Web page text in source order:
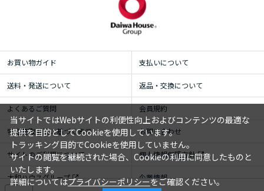
お買い物ガイド 支払いについて
送料・発送について 返品・交換について
よくあるご質問 会員規約
特定商取引法に基づく表示 お問い合わせ
サイトのご利用について 個人情報保護方針
大和ハウスグループ 企業情報
当サイトではWebサイトの利便性向上およびコンテンツの最適な
提供を目的としてCookieを使用しています。
トラッキング目的でCookieを使用していません。
サイトの閲覧を継続された場合、Cookieの利用に同意したものと
いたします。
詳細についてはプライバシーポリシーをご確認ください。